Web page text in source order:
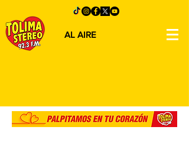
AL AIRE